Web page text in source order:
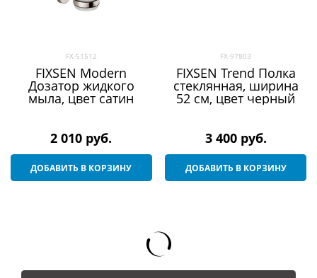
FX-51512
FIXSEN Modern
Дозатор жидкого
мыла, цвет сатин
2 010 руб.
ДОБАВИТЬ В КОРЗИНУ
FX-97803
FIXSEN Trend Полка
стеклянная, ширина
52 см, цвет черный
3 400 руб.
ДОБАВИТЬ В КОРЗИНУ